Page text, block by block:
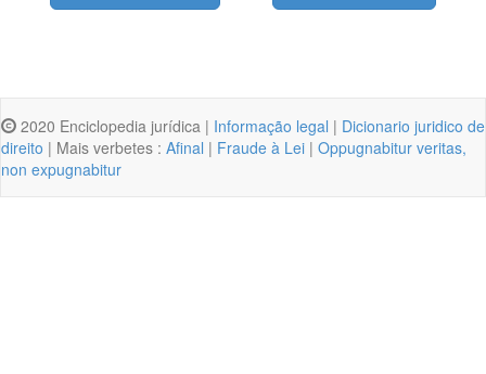
2020 Enciclopedia jurídica | Informação legal | Dicionario juridico de
direito | Mais verbetes : Afinal | Fraude à Lei | Oppugnabitur veritas,
non expugnabitur